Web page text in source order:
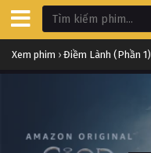
Xem phim › Điềm Lành (Phần 1)